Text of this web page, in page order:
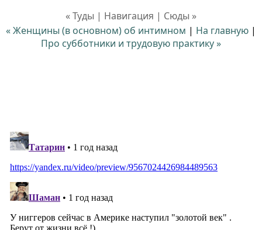
« Туды | Навигация | Сюды »
« Женщины (в основном) об интимном | На главную |
Про субботники и трудовую практику »